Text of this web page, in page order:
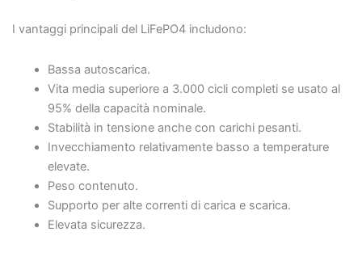
I vantaggi principali del LiFePO4 includono:
Bassa autoscarica.
Vita media superiore a 3.000 cicli completi se usato al
95% della capacità nominale.
Stabilità in tensione anche con carichi pesanti.
Invecchiamento relativamente basso a temperature
elevate.
Peso contenuto.
Supporto per alte correnti di carica e scarica.
Elevata sicurezza.